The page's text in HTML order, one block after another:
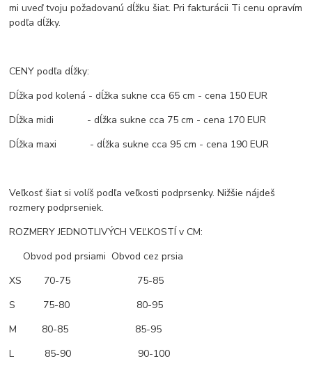
mi uveď tvoju požadovanú dĺžku šiat. Pri fakturácii Ti cenu opravím
podľa dĺžky.
CENY podľa dĺžky:
Dĺžka pod kolená - dĺžka sukne cca 65 cm - cena 150 EUR
Dĺžka midi - dĺžka sukne cca 75 cm - cena 170 EUR
Dĺžka maxi - dĺžka sukne cca 95 cm - cena 190 EUR
Veľkosť šiat si volíš podľa veľkosti podprsenky. Nižšie nájdeš
rozmery podprseniek.
ROZMERY JEDNOTLIVÝCH VEĽKOSTÍ v CM:
Obvod pod prsiami Obvod cez prsia
XS 70-75 75-85
S 75-80 80-95
M 80-85 85-95
L 85-90 90-100